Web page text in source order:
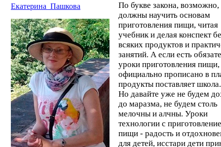
Екатерина_Пашкова
По букве закона, возможно,
должны научить основам
приготовления пищи, читая
учебник и делая конспект
всяких продуктов и
занятий. А если есть
уроки приготовления пищи,
официально прописано в
продукты поставляет школа.
Но давайте уже не будем
до маразма, не будем столь
мелочны и алчны. Уроки
технологии с
пищи - радость и
для детей, исстари дети